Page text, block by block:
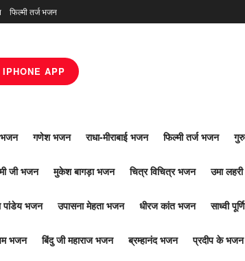
फिल्मी तर्ज भजन
IPHONE APP
भजन गणेश भजन राधा-मीराबाई भजन फिल्मी तर्ज भजन
जी भजन मुकेश बागड़ा भजन चित्र विचित्र भजन उमा
पांडेय भजन उपासना मेहता भजन धीरज कांत भजन साध्वी
भजन बिंदु जी महाराज भजन ब्रम्हानंद भजन प्रदीप के भजन